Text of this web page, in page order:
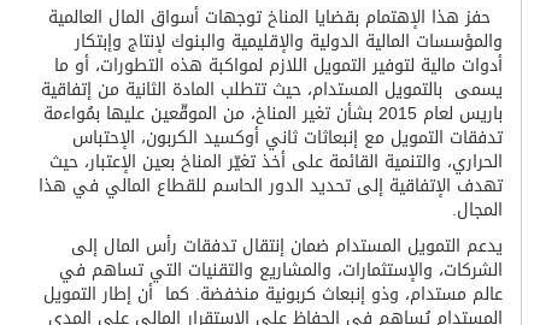
حفز هذا الإهتمام بقضايا المناخ توجهات أسواق المال العالمية
والمؤسسات المالية الدولية والإقليمية والبنوك لإنتاج وإبتكار
أدوات مالية لتوفير التمويل اللازم لمواكبة هذه التطورات، أو ما
يسمى بالتمويل المستدام، حيث تتطلب المادة الثانية من إتفاقية
باريس لعام 2015 بشأن تغير المناخ، من الموقّعين عليها بمُواءمة
تدفقات التمويل مع إنبعاثات ثاني أوكسيد الكربون، الإحتباس
الحراري، والتنمية القائمة على أخذ تغيّر المناخ بعين الإعتبار، حيث
تهدف الإتفاقية إلى تحديد الدور الحاسم للقطاع المالي في هذا
المجال.
يدعم التمويل المستدام ضمان إنتقال تدفقات رأس المال إلى
الشركات، والإستثمارات، والمشاريع والتقنيات التي تساهم في
عالم مستدام، وذو إنبعاث كربونية منخفضة. كما أن إطار التمويل
المستدام يُساهم في الحفاظ على الإستقرار المالي على المدى